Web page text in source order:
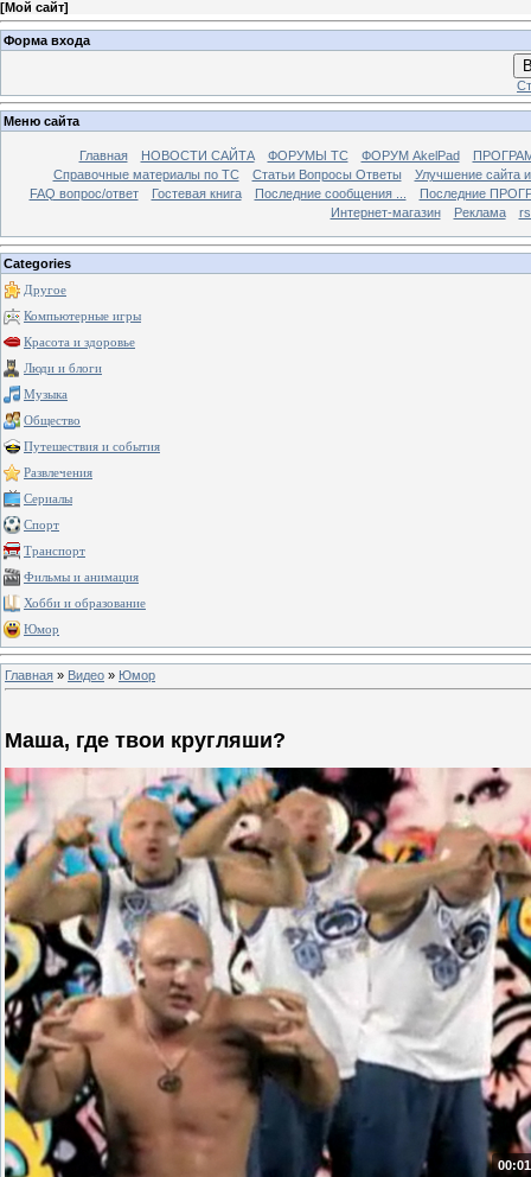
[Мой сайт]
Форма входа
Меню сайта
Главная НОВОСТИ САЙТА ФОРУМЫ TC ФОРУМ AkelPad
Справочные материалы по TС
Статьи Вопросы Ответы
Улучшение сайта
FAQ вопрос/ответ
Гостевая книга Последние сообщения ...
Последние
Интернет-магазин
Реклама
Categories
Другое
Компьютерные игры
Красота и здоровье
Люди и блоги
Музыка
Общество
Путешествия и события
Развлечения
Сериалы
Спорт
Транспорт
Фильмы и анимация
Хобби и образование
Юмор
Главная » Видео » Юмор
Маша, где твои кругляши?